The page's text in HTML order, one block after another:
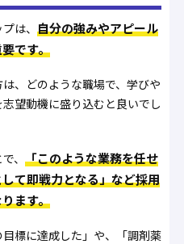
は、 自分の強みやアピール
です。
、どのような職場で、学びや
望動機に盛り込むと良いでし
、 「このような業務を任せ
て即戦力となる」など採用
ます。
標に達成した」や、「調剤薬